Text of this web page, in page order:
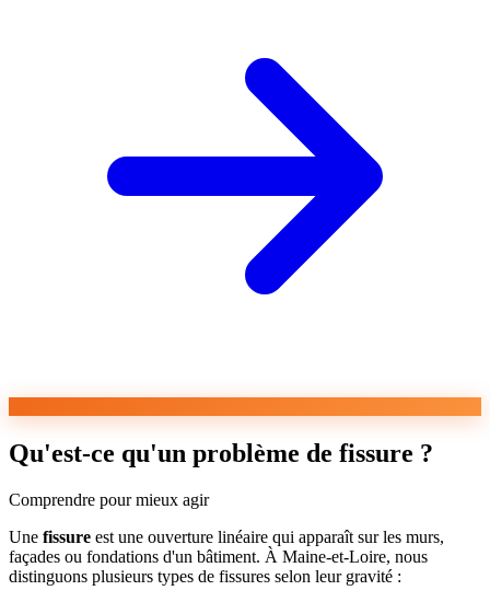
Qu'est-ce qu'un problème de fissure ?
Comprendre pour mieux agir
Une fissure est une ouverture linéaire qui apparaît sur les murs,
façades ou fondations d'un bâtiment. À Maine-et-Loire, nous
distinguons plusieurs types de fissures selon leur gravité :